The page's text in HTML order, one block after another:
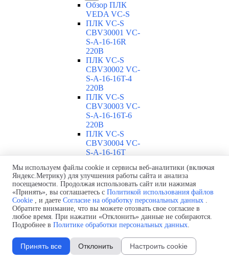
Обзор ПЛК
VEDA VC-S
ПЛК VC-S
CBV30001 VC-
S-A-16-16R
220В
ПЛК VC-S
CBV30002 VC-
S-A-16-16T-4
220В
ПЛК VC-S
CBV30003 VC-
S-A-16-16T-6
220В
ПЛК VC-S
CBV30004 VC-
S-A-16-16T
ПЛК VC-S
CBV30005 VC-
S-A-32-32R
220В
ПЛК VC-S
CBV30006 VC-
S-A-32-32T-4
220В
ПЛК VC-S
CBV30007 VC-
Мы используем файлы cookie и сервисы веб-аналитики (включая
Яндекс.Метрику) для улучшения работы сайта и анализа
посещаемости. Продолжая использовать сайт или нажимая
«Принять», вы соглашаетесь с Политикой использования файлов
Cookie , и даете Согласие на обработку персональных данных .
Обратите внимание, что вы можете отозвать свое согласие в
любое время. При нажатии «Отклонить» данные не собираются.
Подробнее в Политике обработки персональных данных.
Принять все Отклонить Настроить cookie